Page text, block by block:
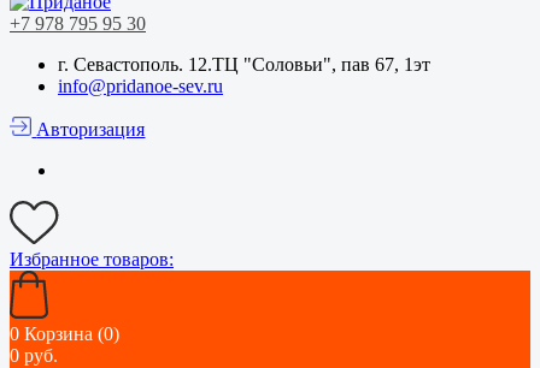
+7 978 795 95 30
г. Севастополь. 12.ТЦ "Соловьи", пав 67, 1эт
info@pridanoe-sev.ru
Авторизация
Избранное товаров:
0 Корзина (0)
0 руб.